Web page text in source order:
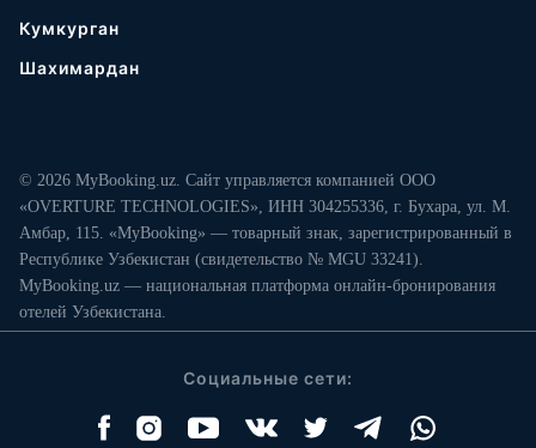
Кумкурган
Шахимардан
© 2026 MyBooking.uz. Сайт управляется компанией ООО
«OVERTURE TECHNOLOGIES», ИНН 304255336, г. Бухара, ул. М.
Амбар, 115. «MyBooking» — товарный знак, зарегистрированный в
Республике Узбекистан (свидетельство № MGU 33241).
MyBooking.uz — национальная платформа онлайн-бронирования
отелей Узбекистана.
Социальные сети: